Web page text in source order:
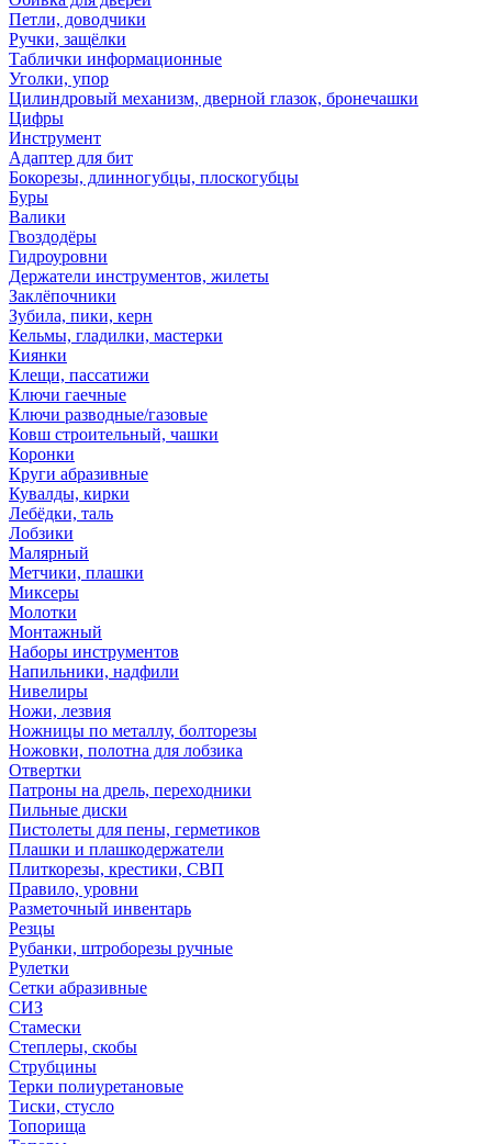
Петли, доводчики
Ручки, защёлки
Таблички информационные
Уголки, упор
Цилиндровый механизм, дверной глазок, бронечашки
Цифры
Инструмент
Адаптер для бит
Бокорезы, длинногубцы, плоскогубцы
Буры
Валики
Гвоздодёры
Гидроуровни
Держатели инструментов, жилеты
Заклёпочники
Зубила, пики, керн
Кельмы, гладилки, мастерки
Киянки
Клещи, пассатижи
Ключи гаечные
Ключи разводные/газовые
Ковш строительный, чашки
Коронки
Круги абразивные
Кувалды, кирки
Лебёдки, таль
Лобзики
Малярный
Метчики, плашки
Миксеры
Молотки
Монтажный
Наборы инструментов
Напильники, надфили
Нивелиры
Ножи, лезвия
Ножницы по металлу, болторезы
Ножовки, полотна для лобзика
Отвертки
Патроны на дрель, переходники
Пильные диски
Пистолеты для пены, герметиков
Плашки и плашкодержатели
Плиткорезы, крестики, СВП
Правило, уровни
Разметочный инвентарь
Резцы
Рубанки, штроборезы ручные
Рулетки
Сетки абразивные
СИЗ
Стамески
Степлеры, скобы
Струбцины
Терки полиуретановые
Тиски, стусло
Топорища